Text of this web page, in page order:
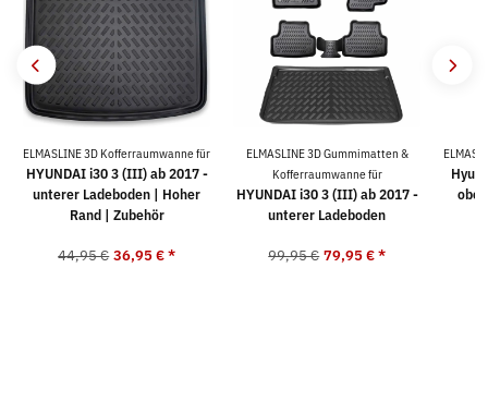
ELMASLINE 3D Kofferraumwanne für
HYUNDAI i30 3 (III) ab 2017 -
unterer Ladeboden | Hoher
Rand | Zubehör
44,95 € 36,95 €*
ELMASLINE 3D Gummimatten &
Kofferraumwanne für
HYUNDAI i30 3 (III) ab 2017 -
unterer Ladeboden
99,95 € 79,95 €*